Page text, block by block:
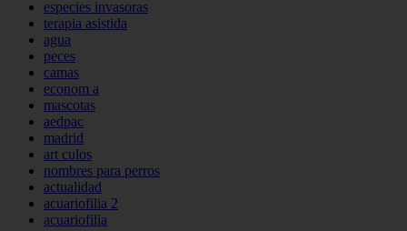
especies invasoras
terapia asistida
agua
peces
camas
econom a
mascotas
aedpac
madrid
art culos
nombres para perros
actualidad
acuariofilia 2
acuariofilia